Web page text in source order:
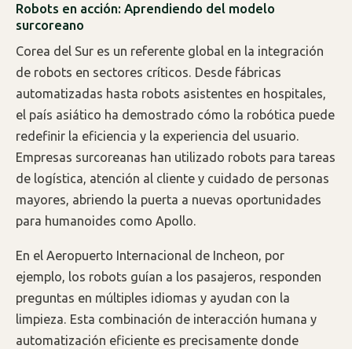
Robots en acción: Aprendiendo del modelo
surcoreano
Corea del Sur es un referente global en la integración
de robots en sectores críticos. Desde fábricas
automatizadas hasta robots asistentes en hospitales,
el país asiático ha demostrado cómo la robótica puede
redefinir la eficiencia y la experiencia del usuario.
Empresas surcoreanas han utilizado robots para tareas
de logística, atención al cliente y cuidado de personas
mayores, abriendo la puerta a nuevas oportunidades
para humanoides como Apollo.
En el Aeropuerto Internacional de Incheon, por
ejemplo, los robots guían a los pasajeros, responden
preguntas en múltiples idiomas y ayudan con la
limpieza. Esta combinación de interacción humana y
automatización eficiente es precisamente donde